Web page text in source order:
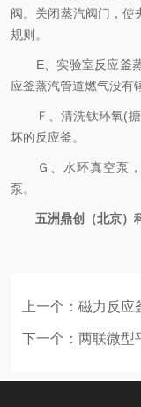
阀。关闭蒸汽阀门，使
规则。
E、实验室反应釜蒸
应釜蒸汽管道燃气没有
Ｆ、清洗钛环氧(搪
坏的反应釜。
Ｇ、水环真空泵，
泵。
五洲鼎创（北京）
上一个： 磁力反应
下一个： 两联微型